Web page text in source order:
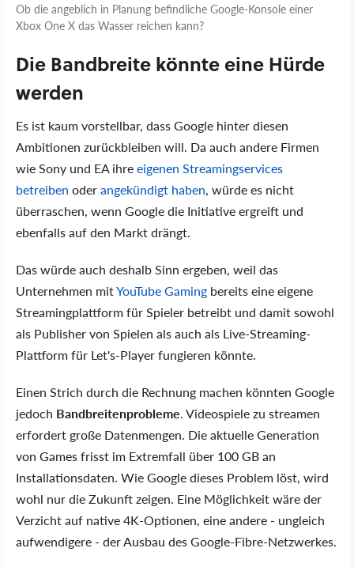
Ob die angeblich in Planung befindliche Google-Konsole einer
Xbox One X das Wasser reichen kann?
Die Bandbreite könnte eine Hürde
werden
Es ist kaum vorstellbar, dass Google hinter diesen
Ambitionen zurückbleiben will. Da auch andere Firmen
wie Sony und EA ihreeigenen Streamingservices
betreiben oderangekündigt haben, würde es nicht
überraschen, wenn Google die Initiative ergreift und
ebenfalls auf den Markt drängt.
Das würde auch deshalb Sinn ergeben, weil das
Unternehmen mitYouTube Gaming bereits eine eigene
Streamingplattform für Spieler betreibt und damit sowohl
als Publisher von Spielen als auch als Live-Streaming-
Plattform für Let's-Player fungieren könnte.
Einen Strich durch die Rechnung machen könnten Google
jedoch Bandbreitenprobleme. Videospiele zu streamen
erfordert große Datenmengen. Die aktuelle Generation
von Games frisst im Extremfall über 100 GB an
Installationsdaten. Wie Google dieses Problem löst, wird
wohl nur die Zukunft zeigen. Eine Möglichkeit wäre der
Verzicht auf native 4K-Optionen, eine andere - ungleich
aufwendigere - der Ausbau des Google-Fibre-Netzwerkes.